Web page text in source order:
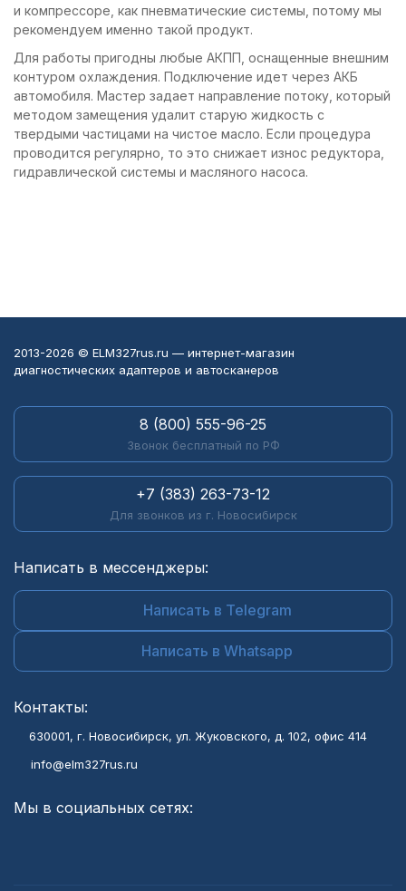
и компрессоре, как пневматические системы, потому мы
рекомендуем именно такой продукт.
Для работы пригодны любые АКПП, оснащенные внешним
контуром охлаждения. Подключение идет через АКБ
автомобиля. Мастер задает направление потоку, который
методом замещения удалит старую жидкость с
твердыми частицами на чистое масло. Если процедура
проводится регулярно, то это снижает износ редуктора,
гидравлической системы и масляного насоса.
2013-2026 © ELM327rus.ru — интернет-магазин
диагностических адаптеров и автосканеров
8 (800) 555-96-25
Звонок бесплатный по РФ
+7 (383) 263-73-12
Для звонков из г. Новосибирск
Написать в мессенджеры:
Написать в Telegram
Написать в Whatsapp
Контакты:
630001, г. Новосибирск, ул. Жуковского, д. 102, офис 414
info@elm327rus.ru
Мы в социальных сетях: